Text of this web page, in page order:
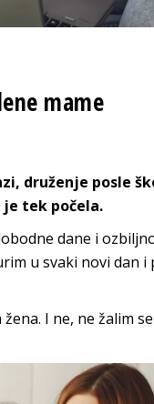
mame
druženje posle
je tek počela.
dane i
u svaki novi dan i
I ne, ne žalim